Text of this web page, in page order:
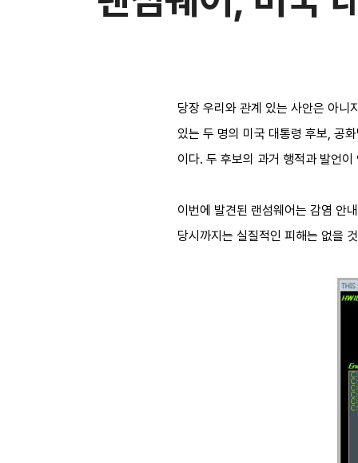
당장 우리와 관계 있는 사안은 아니
있는 두 명의 미국 대통령 후보, 공
이다. 두 후보의 과거 행적과 발언
이번에 발견된 랜섬웨어는 감염 안
당시까지는 실질적인 피해는 없을